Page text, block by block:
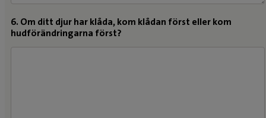
6. Om ditt djur har klåda, kom klådan först eller kom
hudförändringarna först?